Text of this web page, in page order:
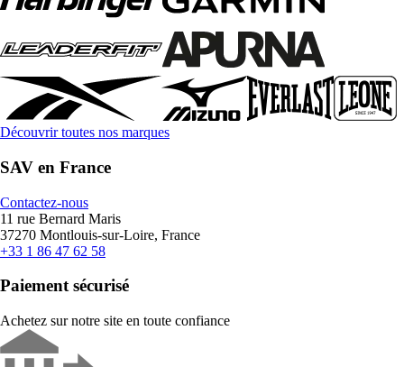
Découvrir toutes nos marques
SAV en France
Contactez-nous
11 rue Bernard Maris
37270 Montlouis-sur-Loire, France
+33 1 86 47 62 58
Paiement sécurisé
Achetez sur notre site en toute confiance